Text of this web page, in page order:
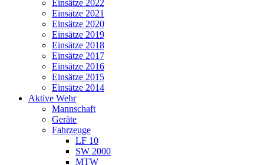
Einsätze 2022
Einsätze 2021
Einsätze 2020
Einsätze 2019
Einsätze 2018
Einsätze 2017
Einsätze 2016
Einsätze 2015
Einsätze 2014
Aktive Wehr
Mannschaft
Geräte
Fahrzeuge
LF 10
SW 2000
MTW